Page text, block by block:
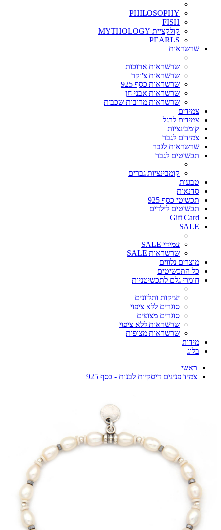
PHILOSOPHY
FISH
קולקציית MYTHOLOGY
PEARLS
שרשראות
שרשראות ארוכות
שרשראות צ'וקר
שרשראות כסף 925
שרשראות אבני חן
שרשראות מרובות שכבות
צמידים
צמידים לרגל
קומבינציות
צמידים לגבר
שרשראות לגבר
תכשיטים לגבר
קומבינציות גברים
טבעות
סדנאות
תכשיטי כסף 925
תכשיטים לילדים
Gift Card
SALE
צמידי SALE
שרשראות SALE
מוצרים נלווים
כל התכשיטים
חומרי גלם לתכשיטניות
יציקות ותליונים
סוגרים ללא ציפוי
סוגרים מצופים
שרשראות ללא ציפוי
שרשראות מצופות
מידות
בלוג
ראשי
צמיד פנינים דיסקיות לבנות - כסף 925